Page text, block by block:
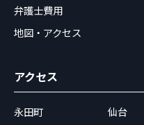
弁護士費用
地図・アクセス
アクセス
永田町 仙台